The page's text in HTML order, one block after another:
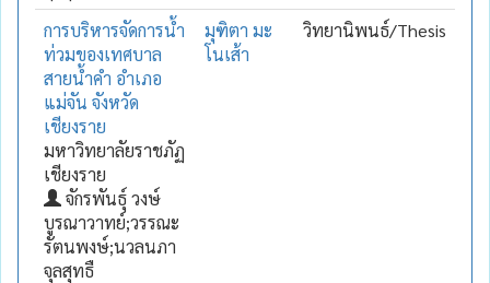
การบริหารจัดการน้ำ
ท่วมของเทศบาล
สายน้ำคำ อำเภอ
แม่จัน จังหวัด
เชียงราย
มหาวิทยาลัยราชภัฏ
เชียงราย
จักรพันธุ์ วงษ์
บูรณาวาทย์;วรรณะ
รัตนพงษ์;นวลนภา
จุลสุทธื
มุฑิตา มะ
โนเส้า
วิทยานิพนธ์/Thesis